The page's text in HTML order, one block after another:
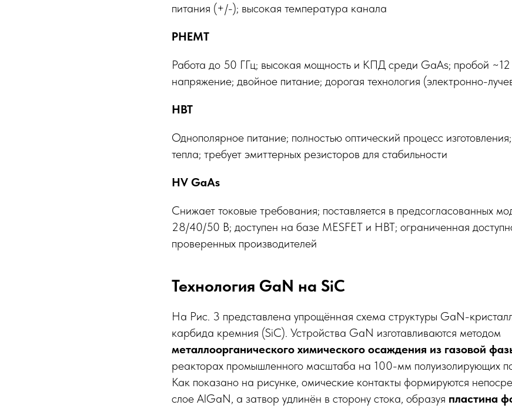
питания (+/-); высокая температура канала
PHEMT
Работа до 50 ГГц; высокая мощность и КПД среди GaAs; пробой
напряжение; двойное питание; дорогая технология (электронно-
HBT
Однополярное питание; полностью оптический процесс
тепла; требует эмиттерных резисторов для стабильности
HV GaAs
Снижает токовые требования; поставляется в предсогласованных
28/40/50 В; доступен на базе MESFET и HBT; ограниченная
проверенных производителей
Технология GaN на SiC
На Рис. 3 представлена упрощённая схема структуры GaN-
карбида кремния (SiC). Устройства GaN изготавливаются методом
металлоорганического химического осаждения из газовой
реакторах промышленного масштаба на 100-мм полуизолирующих
Как показано на рисунке, омические контакты формируются
слое AlGaN, а затвор удлинён в сторону стока, образуя пластина